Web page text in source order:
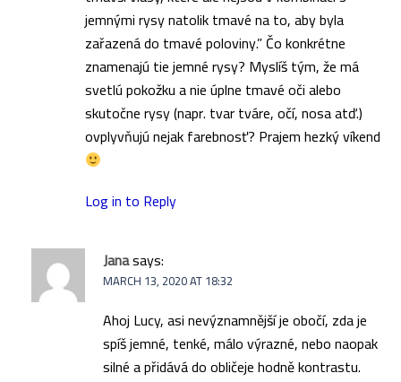
jemnými rysy natolik tmavé na to, aby byla
zařazená do tmavé poloviny.” Čo konkrétne
znamenajú tie jemné rysy? Myslíš tým, že má
svetlú pokožku a nie úplne tmavé oči alebo
skutočne rysy (napr. tvar tváre, očí, nosa atď.)
ovplyvňujú nejak farebnosť? Prajem hezký víkend
Log in to Reply
Janasays:
MARCH 13, 2020 AT 18:32
Ahoj Lucy, asi nevýznamnější je obočí, zda je
spíš jemné, tenké, málo výrazné, nebo naopak
silné a přidává do obličeje hodně kontrastu.